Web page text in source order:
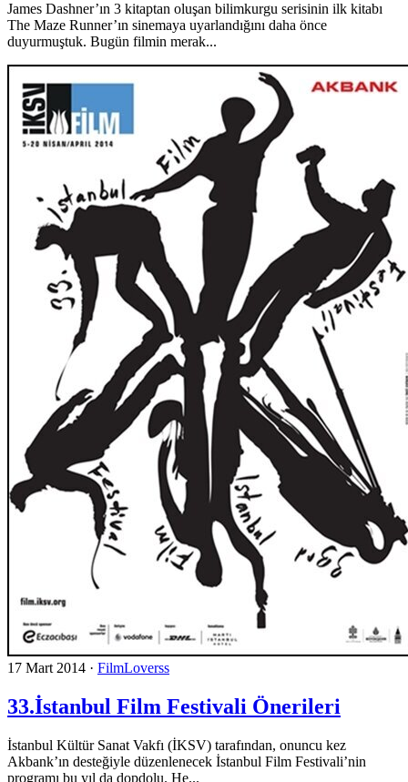
James Dashner’ın 3 kitaptan oluşan bilimkurgu serisinin ilk kitabı
The Maze Runner’ın sinemaya uyarlandığını daha önce
duyurmuştuk. Bugün filmin merak...
17 Mart 2014 · FilmLoverss
33.İstanbul Film Festivali Önerileri
İstanbul Kültür Sanat Vakfı (İKSV) tarafından, onuncu kez
Akbank’ın desteğiyle düzenlenecek İstanbul Film Festivali’nin
programı bu yıl da dopdolu. He...